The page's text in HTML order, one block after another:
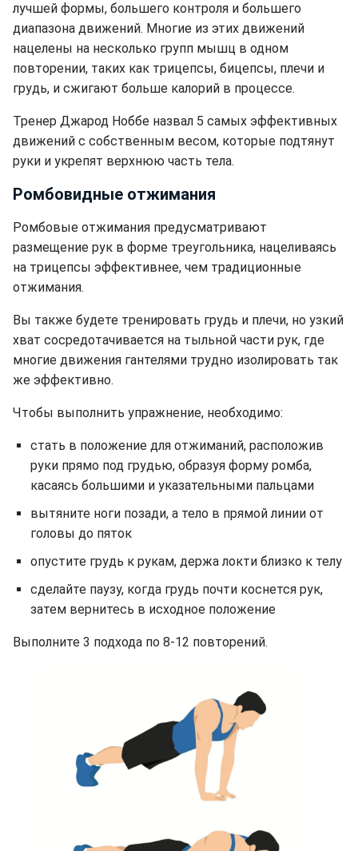
лучшей формы, большего контроля и большего
диапазона движений. Многие из этих движений
нацелены на несколько групп мышц в одном
повторении, таких как трицепсы, бицепсы, плечи и
грудь, и сжигают больше калорий в процессе.
Тренер Джарод Ноббе назвал 5 самых эффективных
движений с собственным весом, которые подтянут
руки и укрепят верхнюю часть тела.
Ромбовидные отжимания
Ромбовые отжимания предусматривают
размещение рук в форме треугольника, нацеливаясь
на трицепсы эффективнее, чем традиционные
отжимания.
Вы также будете тренировать грудь и плечи, но узкий
хват сосредотачивается на тыльной части рук, где
многие движения гантелями трудно изолировать так
же эффективно.
Чтобы выполнить упражнение, необходимо:
стать в положение для отжиманий, расположив
руки прямо под грудью, образуя форму ромба,
касаясь большими и указательными пальцами
вытяните ноги позади, а тело в прямой линии от
головы до пяток
опустите грудь к рукам, держа локти близко к телу
сделайте паузу, когда грудь почти коснется рук,
затем вернитесь в исходное положение
Выполните 3 подхода по 8-12 повторений.